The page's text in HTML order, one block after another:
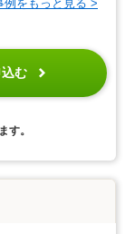
例をもっと見る >
む
す。